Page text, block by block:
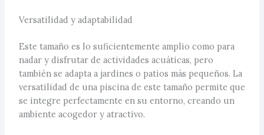
Versatilidad y adaptabilidad
Este tamaño es lo suficientemente amplio como para
nadar y disfrutar de actividades acuáticas, pero
también se adapta a jardines o patios más pequeños. La
versatilidad de una piscina de este tamaño permite que
se integre perfectamente en su entorno, creando un
ambiente acogedor y atractivo.